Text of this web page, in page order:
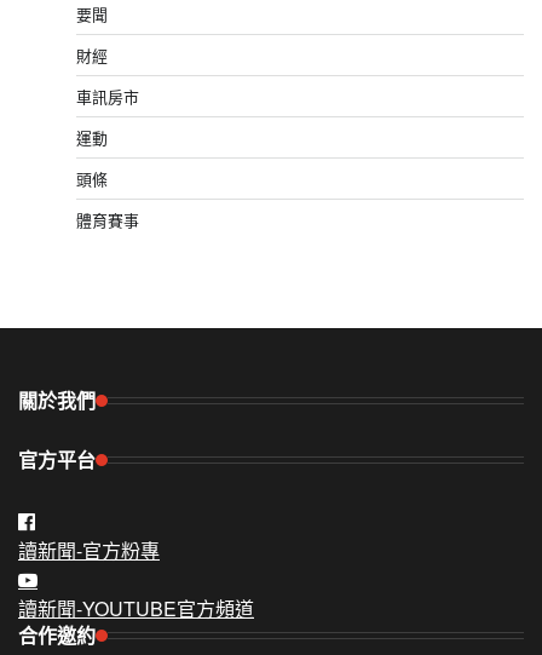
要聞
財經
車訊房市
運動
頭條
體育賽事
關於我們
官方平台
讀新聞-官方粉專
讀新聞-YOUTUBE官方頻道
合作邀約